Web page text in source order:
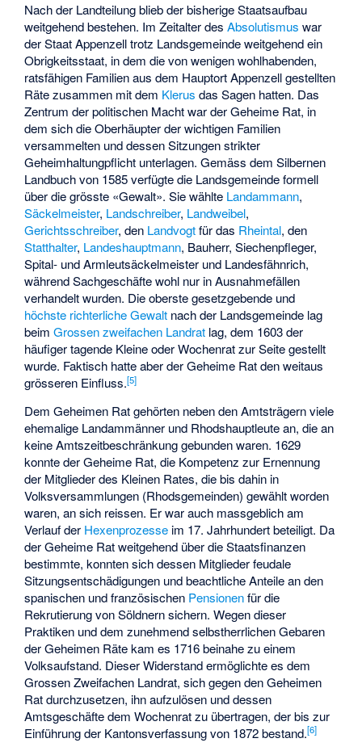
Nach der Landteilung blieb der bisherige Staatsaufbau
weitgehend bestehen. Im Zeitalter desAbsolutismus war
der Staat Appenzell trotz Landsgemeinde weitgehend ein
Obrigkeitsstaat, in dem die von wenigen wohlhabenden,
ratsfähigen Familien aus dem Hauptort Appenzell gestellten
Räte zusammen mit dem Klerus das Sagen hatten. Das
Zentrum der politischen Macht war der Geheime Rat, in
dem sich die Oberhäupter der wichtigen Familien
versammelten und dessen Sitzungen strikter
Geheimhaltungpflicht unterlagen. Gemäss dem Silbernen
Landbuch von 1585 verfügte die Landsgemeinde formell
über die grösste «Gewalt». Sie wählte Landammann,
Säckelmeister, Landschreiber, Landweibel,
Gerichtsschreiber, den Landvogtfür das Rheintal, den
Statthalter, Landeshauptmann, Bauherr, Siechenpfleger,
Spital- und Armleutsäckelmeister und Landesfähnrich,
während Sachgeschäfte wohl nur in Ausnahmefällen
verhandelt wurden. Die oberste gesetzgebende und
höchste richterliche Gewalt nach der Landsgemeinde lag
beimGrossen zweifachen Landrat lag, dem 1603 der
häufiger tagende Kleine oder Wochenrat zur Seite gestellt
wurde. Faktisch hatte aber der Geheime Rat den weitaus
grösseren Einfluss.[5]
Dem Geheimen Rat gehörten neben den Amtsträgern viele
ehemalige Landammänner und Rhodshauptleute an, die an
keine Amtszeitbeschränkung gebunden waren. 1629
konnte der Geheime Rat, die Kompetenz zur Ernennung
der Mitglieder des Kleinen Rates, die bis dahin in
Volksversammlungen (Rhodsgemeinden) gewählt worden
waren, an sich reissen. Er war auch massgeblich am
Verlauf der Hexenprozesse im 17. Jahrhundert beteiligt. Da
der Geheime Rat weitgehend über die Staatsfinanzen
bestimmte, konnten sich dessen Mitglieder feudale
Sitzungsentschädigungen und beachtliche Anteile an den
spanischen und französischen Pensionenfür die
Rekrutierung von Söldnern sichern. Wegen dieser
Praktiken und dem zunehmend selbstherrlichen Gebaren
der Geheimen Räte kam es 1716 beinahe zu einem
Volksaufstand. Dieser Widerstand ermöglichte es dem
Grossen Zweifachen Landrat, sich gegen den Geheimen
Rat durchzusetzen, ihn aufzulösen und dessen
Amtsgeschäfte dem Wochenrat zu übertragen, der bis zur
Einführung der Kantonsverfassung von 1872 bestand.[6]